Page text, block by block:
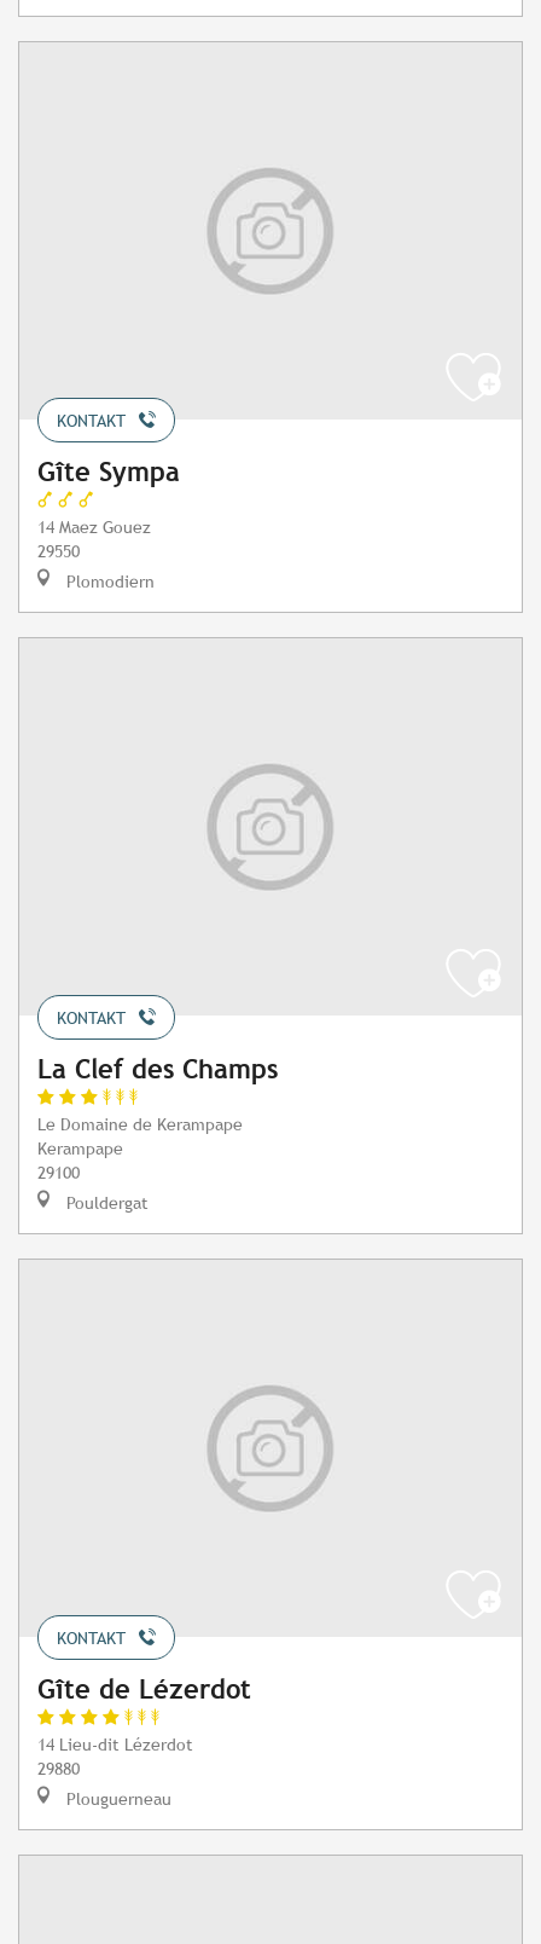
KONTAKT
Gîte Sympa
14 Maez Gouez
29550
Plomodiern
KONTAKT
La Clef des Champs
Le Domaine de Kerampape
Kerampape
29100
Pouldergat
KONTAKT
Gîte de Lézerdot
14 Lieu-dit Lézerdot
29880
Plouguerneau